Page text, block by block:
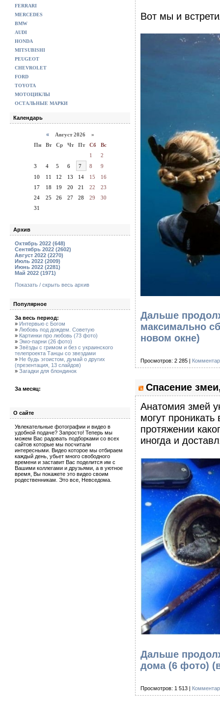
FERRARI
MERCEDES
BMW
AUDI
HONDA
MITSUBISHI
PEUGEOT
CHEVROLET
FORD
TOYOTA
МОТОЦИКЛЫ
ОСТАЛЬНЫЕ МАРКИ
Календарь
« Август 2026 »
Пн
Вт Ср Чт Пт Сб
Вс
1
2
3
4 5 6 7 8
9
10
11 12 13 14 15
16
17
18 19 20 21 22
23
24
25 26 27 28 29
30
31
Архив
Октябрь 2022 (648)
Сентябрь 2022 (2602)
Август 2022 (2270)
Июль 2022 (2009)
Июнь 2022 (2281)
Май 2022 (1971)
Показать / скрыть весь архив
Популярное
За весь период:
» Интервью с Богом
» Любовь под дождем. Советую
» Картинки про любовь (73 фото)
» Эмо-парни (26 фото)
» Звёзды с гримом и без с украинского
телепроекта Танцы со звездами
» Не будь эгоистом, думай о других
(презентация, 13 слайдов)
» Загадки для блондинок
За месяц:
О сайте
Увлекательные фотографии и видео в
удобной подаче? Запросто! Теперь мы
можем Вас радовать подборками со всех
сайтов которые мы посчитали
интересными. Видео которое мы отбираем
каждый день, убьет много свободного
времени и заставит Вас поделится им с
Вашими коллегами и друзьями, а в уютное
время, Вы покажете это видео своим
родественникам. Это все, Невседома.
Вот мы и
Дальше
максимально
новом окне)
Просмотров: 2 285 |
Спасение
Анатомия змей
могут
протяжении
иногда и
Дальше
дома (6 фото)
Просмотров: 1 513 |